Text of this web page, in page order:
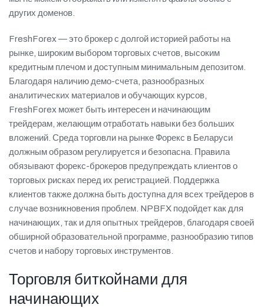
других доменов.
FreshForex — это брокер с долгой историей работы на
рынке, широким выбором торговых счетов, высоким
кредитным плечом и доступным минимальным депозитом.
Благодаря наличию демо-счета, разнообразных
аналитических материалов и обучающих курсов,
FreshForex может быть интересен и начинающим
трейдерам, желающим отработать навыки без больших
вложений. Среда торговли на рынке Форекс в Беларуси
должным образом регулируется и безопасна. Правила
обязывают форекс-брокеров предупреждать клиентов о
торговых рисках перед их регистрацией. Поддержка
клиентов также должна быть доступна для всех трейдеров в
случае возникновения проблем. NPBFX подойдет как для
начинающих, так и для опытных трейдеров, благодаря своей
обширной образовательной программе, разнообразию типов
счетов и набору торговых инструментов.
Торговля биткойнами для
начинающих